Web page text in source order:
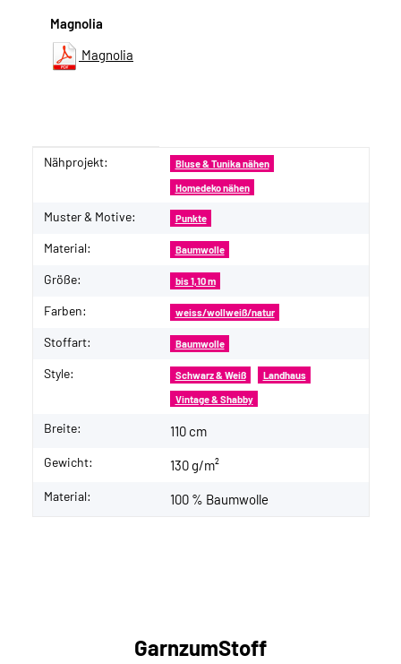
Magnolia
Magnolia
Produkteigenschaft
Wert
Nähprojekt: Bluse & Tunika nähen
Homedeko nähen
Muster & Motive: Punkte
Material: Baumwolle
Größe: bis 1,10 m
Farben: weiss/wollweiß/natur
Stoffart: Baumwolle
Style: Schwarz & Weiß Landhaus
Vintage & Shabby
Breite: 110 cm
Gewicht: 130 g/m²
Material: 100 % Baumwolle
GarnzumStoff